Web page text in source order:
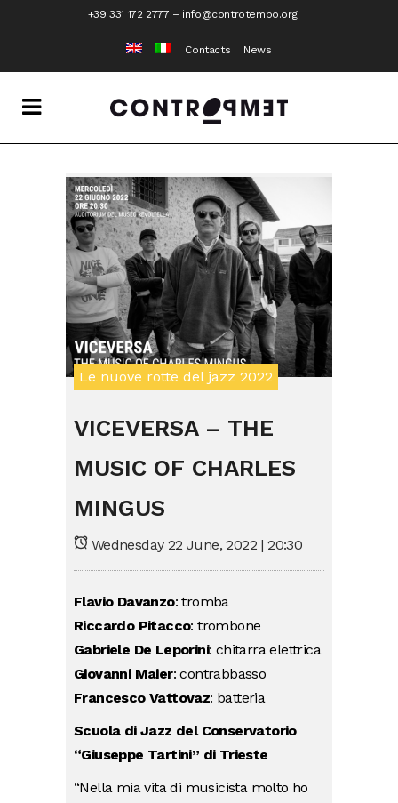
+39 331 172 2777 – info@controtempo.org
Contacts News
Le nuove rotte del jazz 2022
VICEVERSA – THE
MUSIC OF CHARLES
MINGUS
Wednesday 22 June, 2022 | 20:30
Flavio Davanzo: tromba
Riccardo Pitacco: trombone
Gabriele De Leporini: chitarra elettrica
Giovanni Maier: contrabbasso
Francesco Vattovaz: batteria
Scuola di Jazz del Conservatorio
“Giuseppe Tartini” di Trieste
“Nella mia vita di musicista molto ho